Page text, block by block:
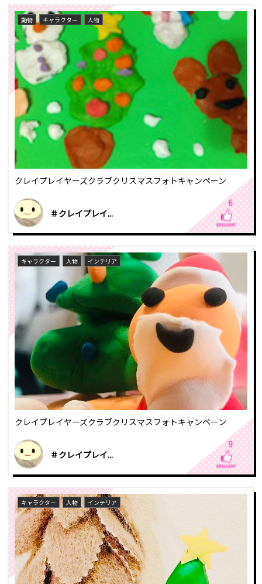
動物 キャラクター 人物
クレイプレイヤーズクラブクリスマスフォトキャンペーン
＃クレイプレイ...
6
キャラクター 人物 インテリア
クレイプレイヤーズクラブクリスマスフォトキャンペーン
＃クレイプレイ...
9
キャラクター 人物 インテリア